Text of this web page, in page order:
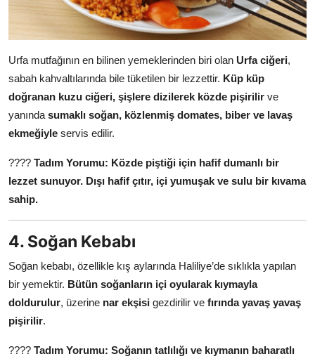
Urfa mutfağının en bilinen yemeklerinden biri olan Urfa ciğeri,
sabah kahvaltılarında bile tüketilen bir lezzettir. Küp küp
doğranan kuzu ciğeri, şişlere dizilerek közde pişirilir ve
yanında sumaklı soğan, közlenmiş domates, biber ve lavaş
ekmeğiyle servis edilir.
???? Tadım Yorumu: Közde piştiği için hafif dumanlı bir
lezzet sunuyor. Dışı hafif çıtır, içi yumuşak ve sulu bir kıvama
sahip.
4. Soğan Kebabı
Soğan kebabı, özellikle kış aylarında Haliliye’de sıklıkla yapılan
bir yemektir. Bütün soğanların içi oyularak kıymayla
doldurulur, üzerine nar ekşisi gezdirilir ve fırında yavaş yavaş
pişirilir.
???? Tadım Yorumu: Soğanın tatlılığı ve kıymanın baharatlı